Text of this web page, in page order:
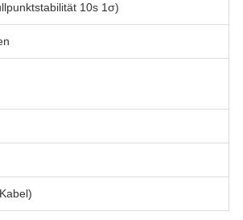
10s 1σ)